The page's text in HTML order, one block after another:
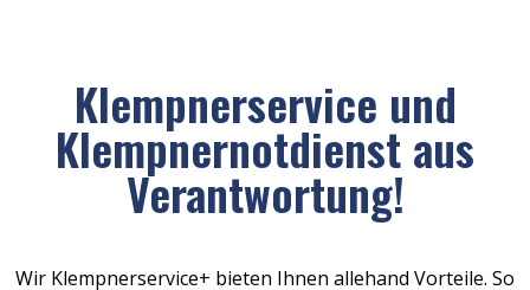
Klempnerservice und
Klempnernotdienst aus
Verantwortung!
Wir Klempnerservice+ bieten Ihnen allehand Vorteile. So